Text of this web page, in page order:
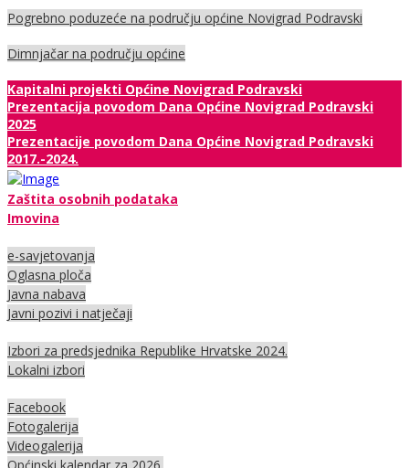
Pogrebno poduzeće na području općine Novigrad Podravski
Dimnjačar na području općine
Kapitalni projekti Općine Novigrad Podravski
Prezentacija povodom Dana Općine Novigrad Podravski
2025
Prezentacije povodom Dana Općine Novigrad Podravski
2017.-2024.
Zaštita osobnih podataka
Imovina
e-savjetovanja
Oglasna ploča
Javna nabava
Javni pozivi i natječaji
Izbori za predsjednika Republike Hrvatske 2024.
Lokalni izbori
Facebook
Fotogalerija
Videogalerija
Općinski kalendar za 2026.